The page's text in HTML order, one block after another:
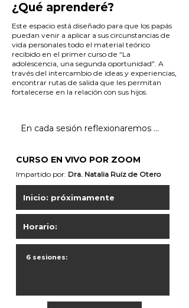
¿Qué aprenderé?
Este espacio está diseñado para que los papás
puedan venir a aplicar a sus circunstancias de
vida personales todo el material teórico
recibido en el primer curso de “La
adolescencia, una segunda oportunidad”. A
través del intercambio de ideas y experiencias,
encontrar rutas de salida que les permitan
fortalecerse en la relación con sus hijos.
En cada sesión reflexionaremos
01. Nuestra actitud frente a la
adolesencia de nuestros hijos:
responsabilidad
02. Las etiquetas que colocamos
en ellos y que están basadas
ennuestrras expectativas, cuál es el
03. Profundizaremos sobre el tipo
CURSO EN VIVO POR ZOOM
Impartido por: Dra. Natalia Ruiz de Otero
Inicio: próximamente
Horario:
6 sesiones: